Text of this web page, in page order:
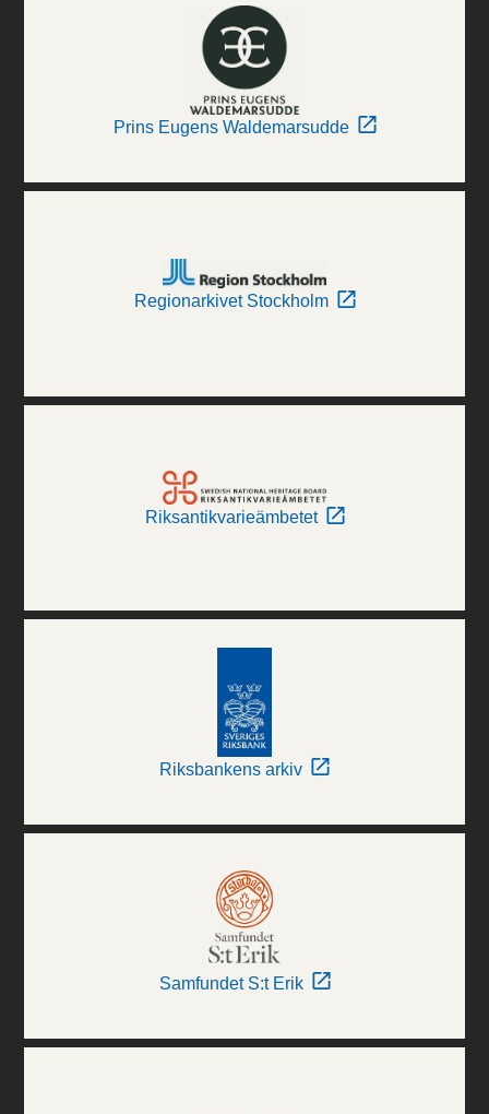
Prins Eugens Waldemarsudde
Regionarkivet Stockholm
Riksantikvarieämbetet
Riksbankens arkiv
Samfundet S:t Erik